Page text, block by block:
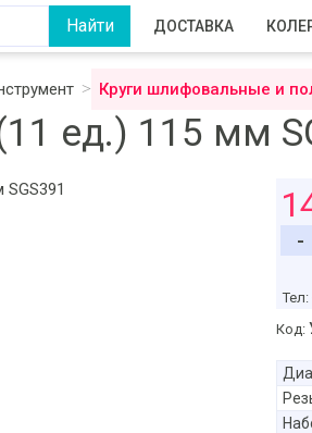
ДОСТАВКА
Круги шлифовальные и
ед.) 115 мм
-
Тел:
Код: